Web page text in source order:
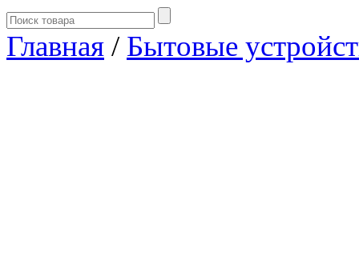
Главная / Бытовые